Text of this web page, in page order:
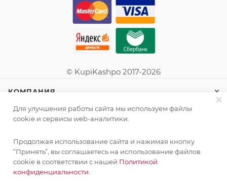
© KupiKashpo 2017-2026
КОМПАНИЯ
ИНФОРМАЦИЯ
ПОМОЩЬ
Для улучшения работы сайта мы используем файлы
cookie и сервисы web-аналитики.
Продолжая использование сайта и нажимая кнопку
“Принять”, вы соглашаетесь на использование файлов
cookie в соответствии с нашей Политикой
конфиденциальности.